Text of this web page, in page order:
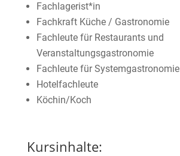
Fachlagerist*in
Fachkraft Küche / Gastronomie
Fachleute für Restaurants und
Veranstaltungsgastronomie
Fachleute für Systemgastronomie
Hotelfachleute
Köchin/Koch
Kursinhalte: